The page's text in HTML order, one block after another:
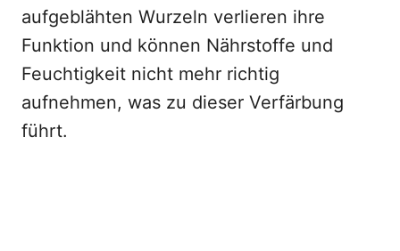
aufgeblähten Wurzeln verlieren ihre
Funktion und können Nährstoffe und
Feuchtigkeit nicht mehr richtig
aufnehmen, was zu dieser Verfärbung
führt.